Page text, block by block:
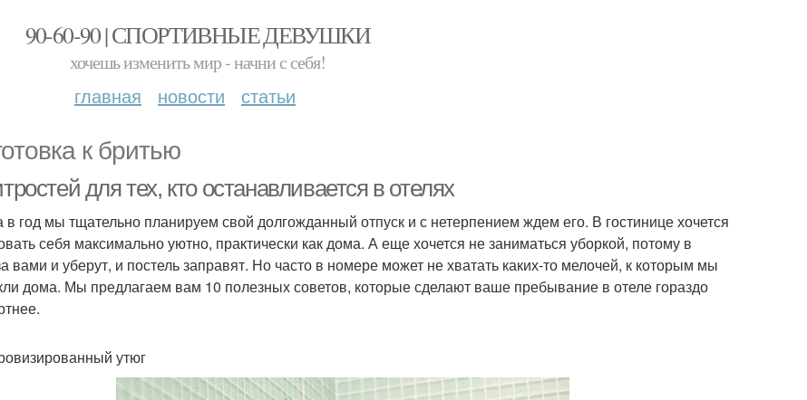
90-60-90 | СПОРТИВНЫЕ ДЕВУШКИ
хочешь изменить мир - начни с себя!
главная новости статьи
к бритью
для тех, кто останавливается в отелях
в год мы тщательно планируем свой долгожданный отпуск и с нетерпением ждем его. В гостинице хочется
себя максимально уютно, практически как дома. А еще хочется не заниматься уборкой, потому в
вами и уберут, и постель заправят. Но часто в номере может не хватать каких-то мелочей, к которым мы
дома. Мы предлагаем вам 10 полезных советов, которые сделают ваше пребывание в отеле гораздо
утюг